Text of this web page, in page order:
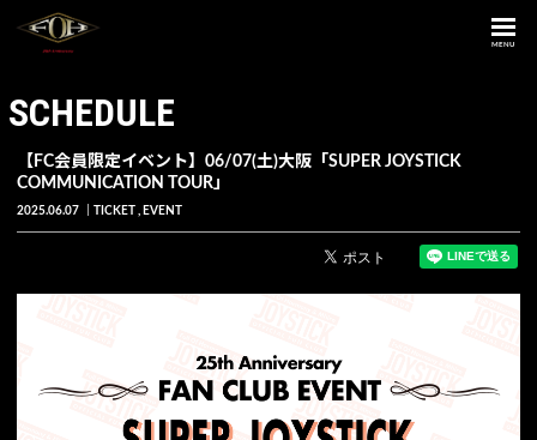
MENU
SCHEDULE
【FC会員限定イベント】06/07(土)大阪「SUPER JOYSTICK
COMMUNICATION TOUR」
2025.06.07 TICKET EVENT